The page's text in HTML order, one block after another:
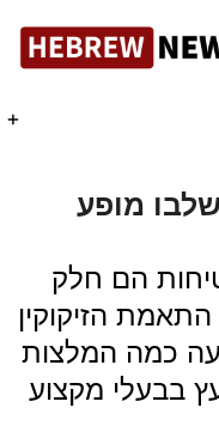
+
מופע
הם חלק
הזיקוקין
כמה המלצות
בבעלי מקצוע